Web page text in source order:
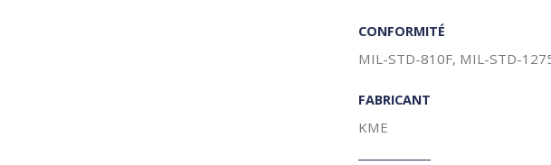
CONFORMITÉ
MIL-STD-810F, MIL-STD-
FABRICANT
KME